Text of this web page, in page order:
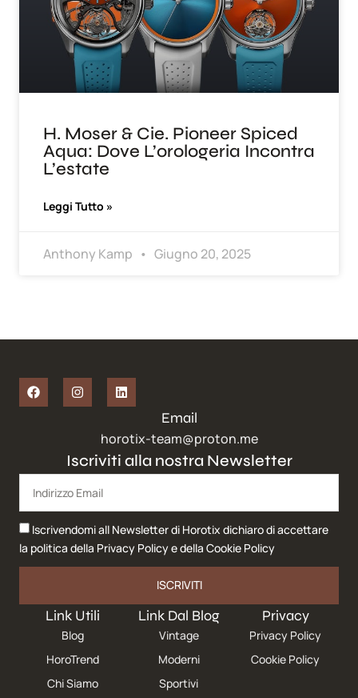
H. Moser & Cie. Pioneer Spiced
Aqua: Dove L’orologeria Incontra
L’estate
Leggi Tutto »
Anthony Kamp Giugno 20, 2025
Link Utili
Blog
HoroTrend
Chi Siamo
Link Dal Blog
Vintage
Moderni
Sportivi
Privacy
Privacy Policy
Cookie Policy
Iscriviti alla nostra Newsletter
Iscrivendomi all Newsletter di Horotix dichiaro di accettare
la politica della Privacy Policye della Cookie Policy
ISCRIVITI
Email
horotix-team@proton.me